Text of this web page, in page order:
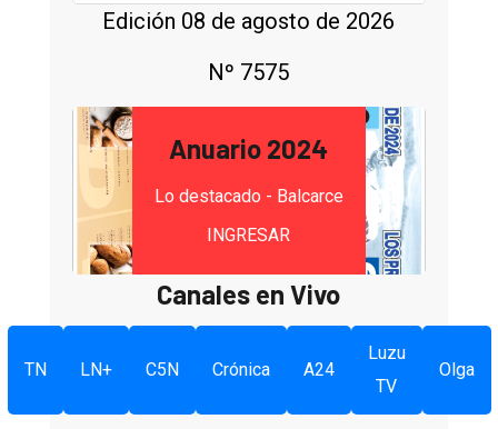
Edición 08 de agosto de 2026
Nº 7575
Anuario 2024
Lo destacado - Balcarce
INGRESAR
Canales en Vivo
TN LN+ C5N Crónica A24
Luzu
TV
Olga